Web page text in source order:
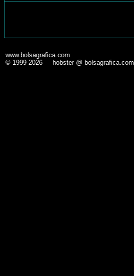
www.bolsagrafica.com
© 1999-2026 hobster @ bolsagrafica.com